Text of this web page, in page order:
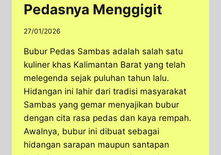
Pedasnya Menggigit
27/01/2026
Bubur Pedas Sambas adalah salah satu
kuliner khas Kalimantan Barat yang telah
melegenda sejak puluhan tahun lalu.
Hidangan ini lahir dari tradisi masyarakat
Sambas yang gemar menyajikan bubur
dengan cita rasa pedas dan kaya rempah.
Awalnya, bubur ini dibuat sebagai
hidangan sarapan maupun santapan